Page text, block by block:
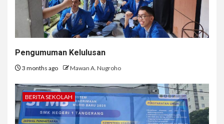
Pengumuman Kelulusan
3 months ago Mawan A. Nugroho
BERITA SEKOLAH